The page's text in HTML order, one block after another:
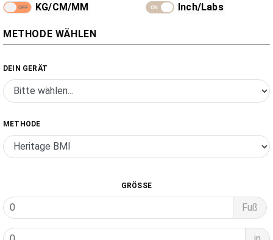
KG/CM/MM
Inch/Labs
METHODE WÄHLEN
DEIN GERÄT
METHODE
GRÖSSE
Fuß